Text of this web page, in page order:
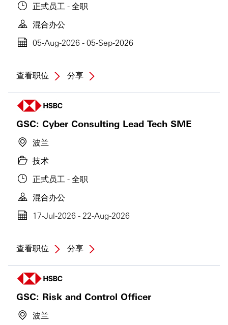
正式员工 - 全职
混合办公
05-Aug-2026 - 05-Sep-2026
查看职位 分享
GSC: Cyber Consulting Lead Tech SME
波兰
技术
正式员工 - 全职
混合办公
17-Jul-2026 - 22-Aug-2026
查看职位 分享
GSC: Risk and Control Officer
波兰